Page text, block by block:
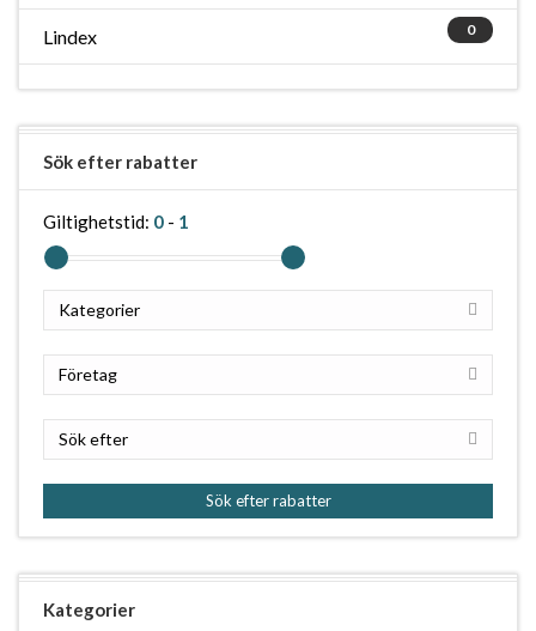
0
Lindex
Sök efter rabatter
Giltighetstid: 0 - 1
Kategorier
Företag
Sök efter
Sök efter rabatter
Kategorier